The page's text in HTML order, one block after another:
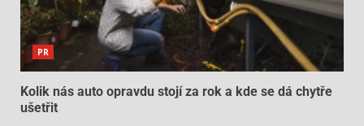
PR
Kolik nás auto opravdu stojí za rok a kde se dá chytře
ušetřit